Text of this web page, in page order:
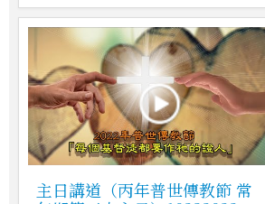
主日講道（丙年普世傳教節 常